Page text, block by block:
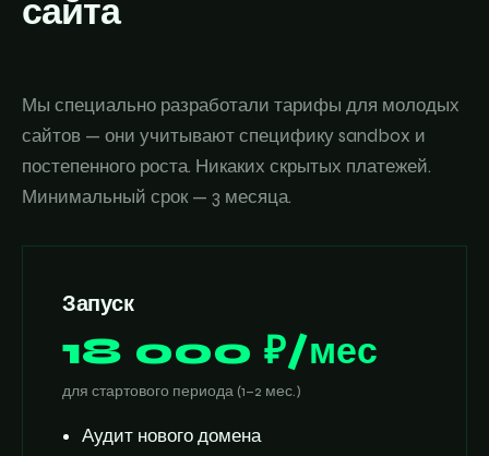
сайта
Мы специально разработали тарифы для молодых
сайтов — они учитывают специфику sandbox и
постепенного роста. Никаких скрытых платежей.
Минимальный срок — 3 месяца.
Запуск
18 000 ₽/мес
для стартового периода (1–2 мес.)
Аудит нового домена